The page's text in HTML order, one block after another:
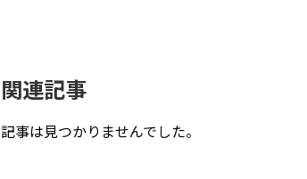
関連記事
記事は見つかりませんでした。